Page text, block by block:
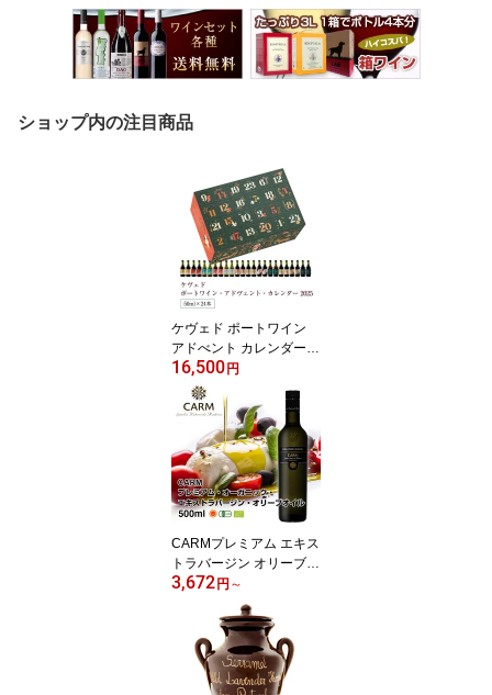
ショップ内の注目商品
ケヴェド ポートワイン
アドべント カレンダー 2
025 50ml×24本（1200
ml） アドヴェントカレン
ダー クリスマスギフト
おとな向け 甘口 食前酒
食後酒ドウロ地方 受賞ワ
イン ギフトに最適 直輸
入 ポルトガルワイン
16,500 円
CARMプレミアム エキス
トラバージン オリーブオ
イル 500ml / 賞味期限20
27年7月 / コールドプレ
ス 酸度0.1-0.2％ ポルト
ガル産 原産地呼称 DOP
トラズ・オス・モンテス
3,672 円 ～